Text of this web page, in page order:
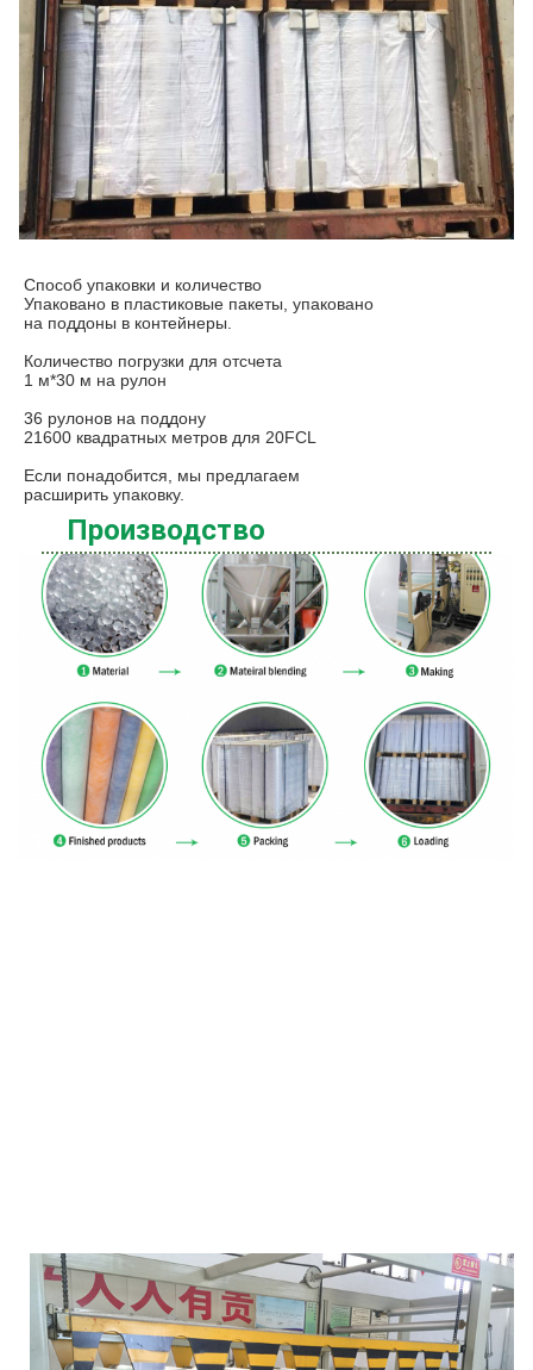
Способ упаковки и количество
Упаковано в пластиковые пакеты, упаковано
на поддоны в контейнеры.
Количество погрузки для отсчета
1 м*30 м на рулон
36 рулонов на поддону
21600 квадратных метров для 20FCL
Если понадобится, мы предлагаем
расширить упаковку.
Производство